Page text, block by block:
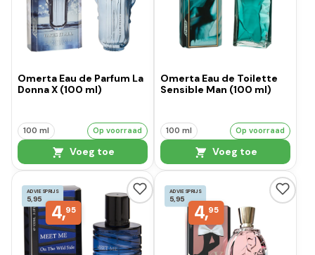
Omerta Eau de Parfum La
Donna X (100 ml)
100 ml Op voorraad
Voeg toe
Omerta Eau de Toilette
Sensible Man (100 ml)
100 ml Op voorraad
Voeg toe
ADVIESPRIJS
5,95
4,95
ADVIESPRIJS
5,95
4,95